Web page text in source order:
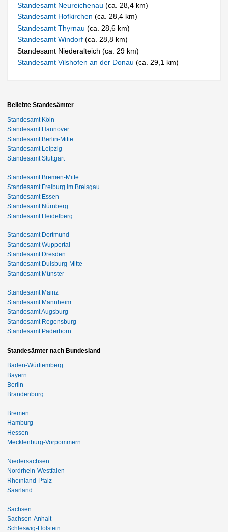
Standesamt Neureichenau(ca. 28,4 km)
Standesamt Hofkirchen(ca. 28,4 km)
Standesamt Thyrnau(ca. 28,6 km)
Standesamt Windorf(ca. 28,8 km)
Standesamt Niederalteich (ca. 29 km)
Standesamt Vilshofen an der Donau(ca. 29,1 km)
Beliebte Standesämter
Standesamt Köln
Standesamt Hannover
Standesamt Berlin-Mitte
Standesamt Leipzig
Standesamt Stuttgart
Standesamt Bremen-Mitte
Standesamt Freiburg im Breisgau
Standesamt Essen
Standesamt Nürnberg
Standesamt Heidelberg
Standesamt Dortmund
Standesamt Wuppertal
Standesamt Dresden
Standesamt Duisburg-Mitte
Standesamt Münster
Standesamt Mainz
Standesamt Mannheim
Standesamt Augsburg
Standesamt Regensburg
Standesamt Paderborn
Standesämter nach Bundesland
Baden-Württemberg
Bayern
Berlin
Brandenburg
Bremen
Hamburg
Hessen
Mecklenburg-Vorpommern
Niedersachsen
Nordrhein-Westfalen
Rheinland-Pfalz
Saarland
Sachsen
Sachsen-Anhalt
Schleswig-Holstein